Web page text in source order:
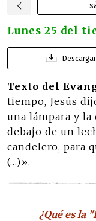
Lunes 25 del
Descargar
Texto del
tiempo, Jesús
una lámpara y la
debajo de un
candelero, para
(…)».
¿Qué es la